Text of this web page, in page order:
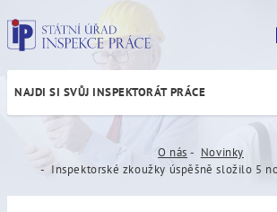
Inspektorské
NAJDI SI SVŮJ INSPEKTORÁT PRÁCE
O nás
Novinky
Inspektorské zkoužky úspěšně složilo 5